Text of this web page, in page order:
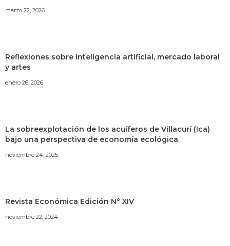
marzo 22, 2026
Reflexiones sobre inteligencia artificial, mercado laboral
y artes
enero 26, 2026
La sobreexplotación de los acuíferos de Villacurí (Ica)
bajo una perspectiva de economía ecológica
noviembre 24, 2025
Revista Económica Edición N° XIV
noviembre 22, 2024